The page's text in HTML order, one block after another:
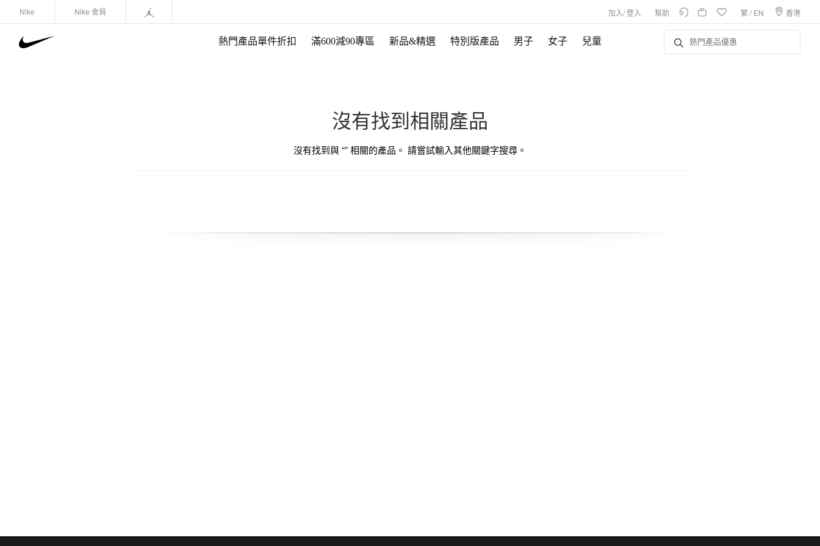
Nike Nike 會員 加入/登入 幫助 繁/ EN 香港
熱門產品單件折扣 滿600減90專區 新品&精選 特別版產品 男子 女子 兒童
沒有找到相關產品
沒有找到與 “” 相關的產品。 請嘗試輸入其他關鍵字搜尋。